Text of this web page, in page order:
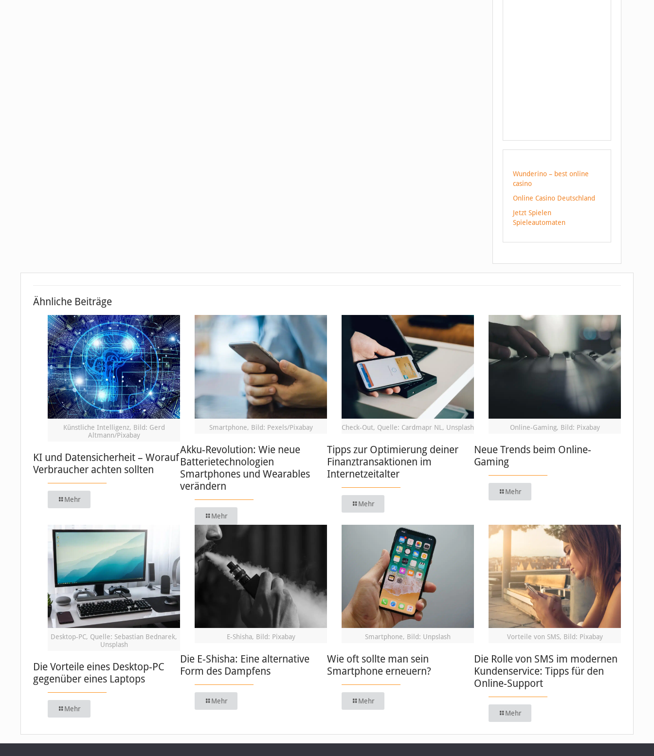
Wunderino – best online
casino
Online Casino Deutschland
Jetzt Spielen
Spieleautomaten
Ähnliche Beiträge
Künstliche Intelligenz, Bild: Gerd
Altmann/Pixabay
KI und Datensicherheit – Worauf
Verbraucher achten sollten
Mehr
Smartphone, Bild: Pexels/Pixabay
Akku-Revolution: Wie neue
Batterietechnologien
Smartphones und Wearables
verändern
Mehr
Check-Out, Quelle: Cardmapr NL, Unsplash
Tipps zur Optimierung deiner
Finanztransaktionen im
Internetzeitalter
Mehr
Online-Gaming, Bild: Pixabay
Neue Trends beim Online-
Gaming
Mehr
Desktop-PC, Quelle: Sebastian Bednarek,
Unsplash
Die Vorteile eines Desktop-PC
gegenüber eines Laptops
Mehr
E-Shisha, Bild: Pixabay
Die E-Shisha: Eine alternative
Form des Dampfens
Mehr
Smartphone, Bild: Unpslash
Wie oft sollte man sein
Smartphone erneuern?
Mehr
Vorteile von SMS, Bild: Pixabay
Die Rolle von SMS im modernen
Kundenservice: Tipps für den
Online-Support
Mehr